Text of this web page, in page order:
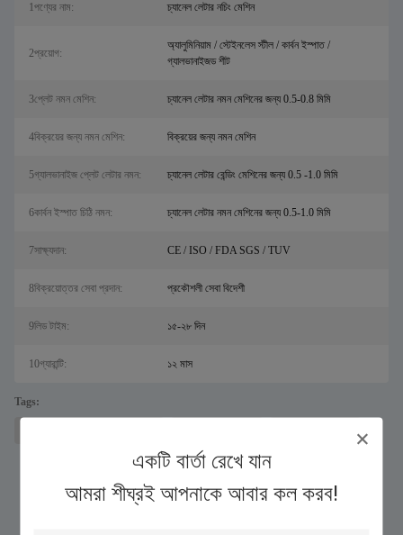
একটি বার্তা রেখে যান
আমরা শীঘ্রই আপনাকে আবার কল করব!
1পণ্যের নাম: চ্যানেল লেটার নচিং মেশিন
2প্রয়োগ:
অ্যালুমিনিয়াম / স্টেইনলেস স্টীল / কার্বন ইস্পাত /
গ্যালভানাইজড শীট
3প্লেট নমন মেশিন: চ্যানেল লেটার নমন মেশিনের জন্য 0.5-0.8 মিমি
4বিক্রয়ের জন্য নমন মেশিন: বিক্রয়ের জন্য নমন মেশিন
5গ্যালভানাইজ প্লেট লেটার নমন: চ্যানেল লেটার বেন্ডিং মেশিনের জন্য 0.5 -1.0 মিমি
6কার্বন ইস্পাত চিঠি নমন: চ্যানেল লেটার নমন মেশিনের জন্য 0.5-1.0 মিমি
7সাক্ষ্যদান: CE / ISO / FDA SGS / TUV
8বিক্রয়োত্তর সেবা প্রদান: প্রকৌশলী সেবা বিদেশী
9লিড টাইম: ১৫-২৮ দিন
10গ্যারান্টি: ১২ মাস
Tags:
একই পণ্য